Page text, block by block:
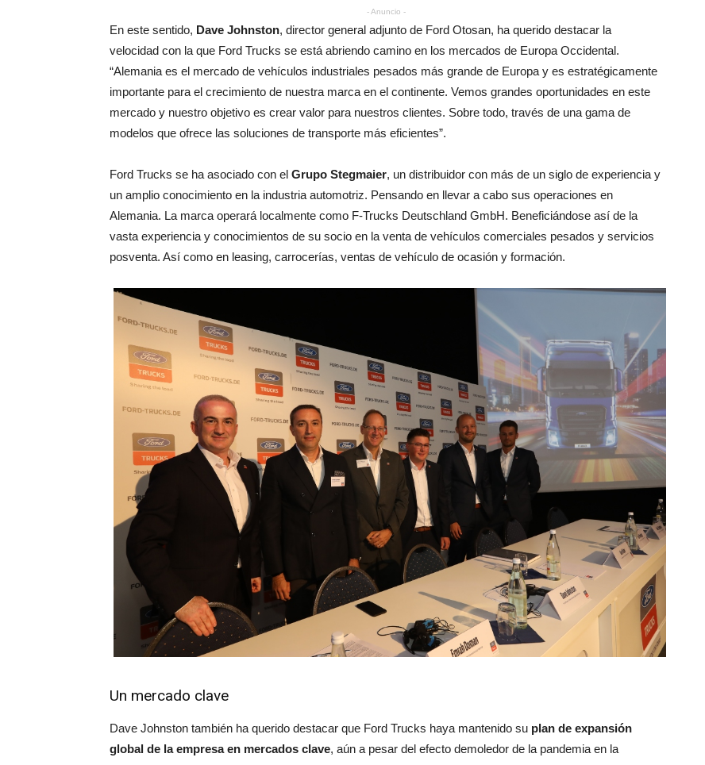
- Anuncio -
En este sentido, Dave Johnston, director general adjunto de Ford Otosan, ha querido destacar la
velocidad con la que Ford Trucks se está abriendo camino en los mercados de Europa Occidental.
“Alemania es el mercado de vehículos industriales pesados más grande de Europa y es estratégicamente
importante para el crecimiento de nuestra marca en el continente. Vemos grandes oportunidades en este
mercado y nuestro objetivo es crear valor para nuestros clientes. Sobre todo, través de una gama de
modelos que ofrece las soluciones de transporte más eficientes”.
Ford Trucks se ha asociado con el Grupo Stegmaier, un distribuidor con más de un siglo de experiencia y
un amplio conocimiento en la industria automotriz. Pensando en llevar a cabo sus operaciones en
Alemania. La marca operará localmente como F-Trucks Deutschland GmbH. Beneficiándose así de la
vasta experiencia y conocimientos de su socio en la venta de vehículos comerciales pesados y servicios
posventa. Así como en leasing, carrocerías, ventas de vehículo de ocasión y formación.
Un mercado clave
Dave Johnston también ha querido destacar que Ford Trucks haya mantenido su plan de expansión
global de la empresa en mercados clave, aún a pesar del efecto demoledor de la pandemia en la